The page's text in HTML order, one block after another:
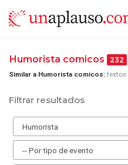
Humorista comicos 232
Similar a Humorista comicos: textos
Filtrar resultados